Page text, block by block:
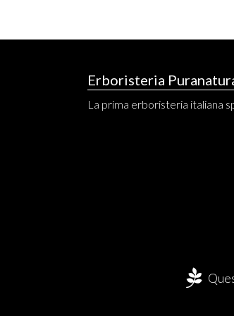
Erboristeria
La prima erboristeria italiana